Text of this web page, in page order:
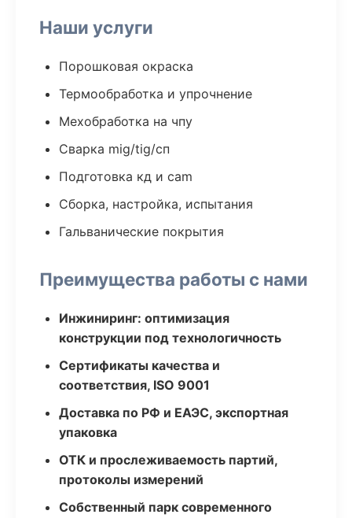
Наши услуги
Порошковая окраска
Термообработка и упрочнение
Мехобработка на чпу
Сварка mig/tig/сп
Подготовка кд и cam
Сборка, настройка, испытания
Гальванические покрытия
Преимущества работы с нами
Инжиниринг: оптимизация
конструкции под технологичность
Сертификаты качества и
соответствия, ISO 9001
Доставка по РФ и ЕАЭС, экспортная
упаковка
ОТК и прослеживаемость партий,
протоколы измерений
Собственный парк современного